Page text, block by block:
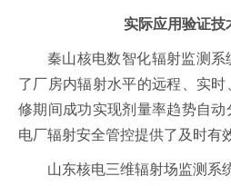
实际应用验证技
秦山核电数智化辐射监测
了厂房内辐射水平的远程、实
修期间成功实现剂量率趋势自
电厂辐射安全管控提供了及时有
山东核电三维辐射场监测系